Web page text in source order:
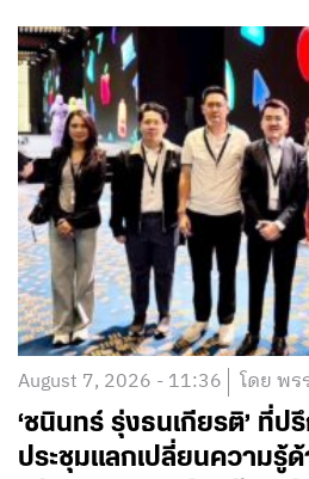
August 7, 2026 - 11:36 โดย พร
‘ชนินทร์ รุ่งธนเกียรติ’ ที่
ประชุมแลกเปลี่ยนความรู้ด้